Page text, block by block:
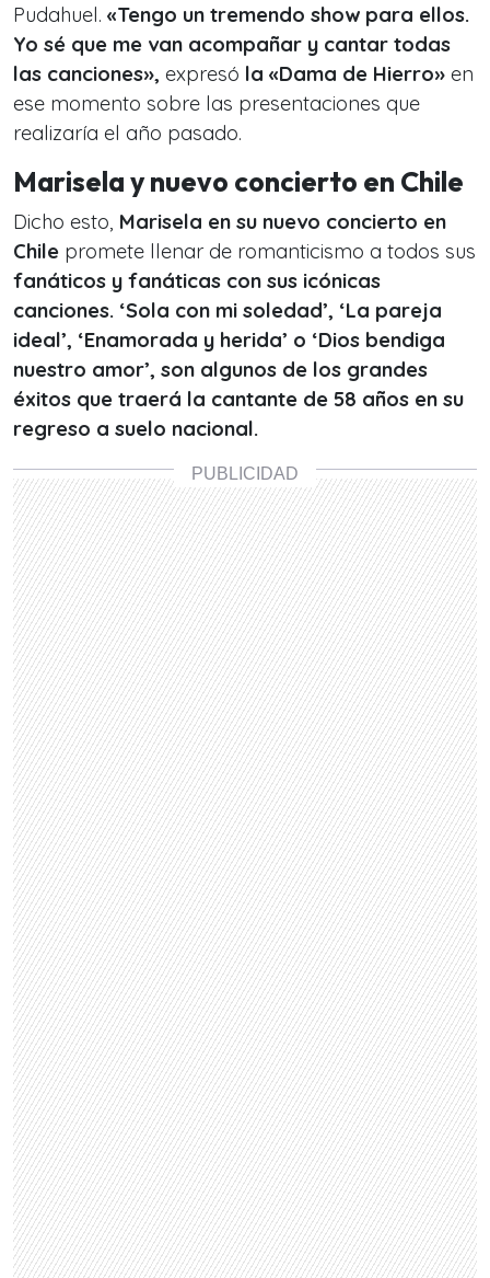
Pudahuel. «Tengo un tremendo show para ellos.
Yo sé que me van acompañar y cantar todas
las canciones», expresó la «Dama de Hierro» en
ese momento sobre las presentaciones que
realizaría el año pasado.
Marisela y nuevo concierto en Chile
Dicho esto, Marisela en su nuevo concierto en
Chile promete llenar de romanticismo a todos sus
fanáticos y fanáticas con sus icónicas
canciones. ‘Sola con mi soledad’, ‘La pareja
ideal’, ‘Enamorada y herida’ o ‘Dios bendiga
nuestro amor’, son algunos de los grandes
éxitos que traerá la cantante de 58 años en su
regreso a suelo nacional.